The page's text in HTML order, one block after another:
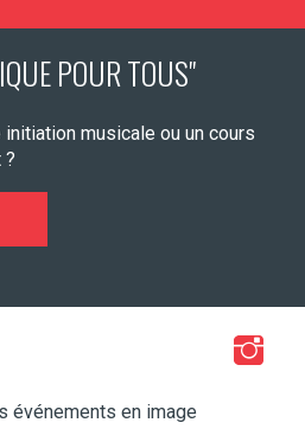
POUR TOUS"
musicale ou un cours
?
événements en image